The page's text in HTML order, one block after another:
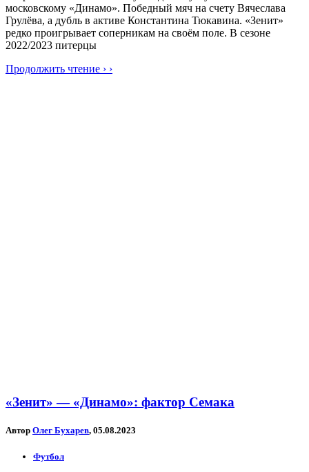
московскому «Динамо». Победный мяч на счету Вячеслава
Грулёва, а дубль в активе Константина Тюкавина. «Зенит»
редко проигрывает соперникам на своём поле. В сезоне
2022/2023 питерцы
Продолжить чтение › ›
«Зенит» — «Динамо»: фактор Семака
Автор Олег Бухарев, 05.08.2023
Футбол